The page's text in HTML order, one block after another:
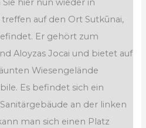
Sie hier nun wieder in
treffen auf den Ort Sutkūnai,
Er gehört zum
Aloyzas Jocai und bietet auf
Wiesengelände
Es befindet sich ein
an der linken
man sich einen Platz